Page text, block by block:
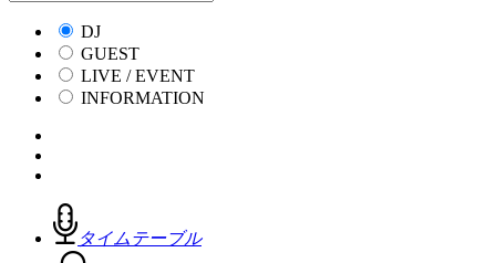
DJ
GUEST
LIVE / EVENT
INFORMATION
タイムテーブル